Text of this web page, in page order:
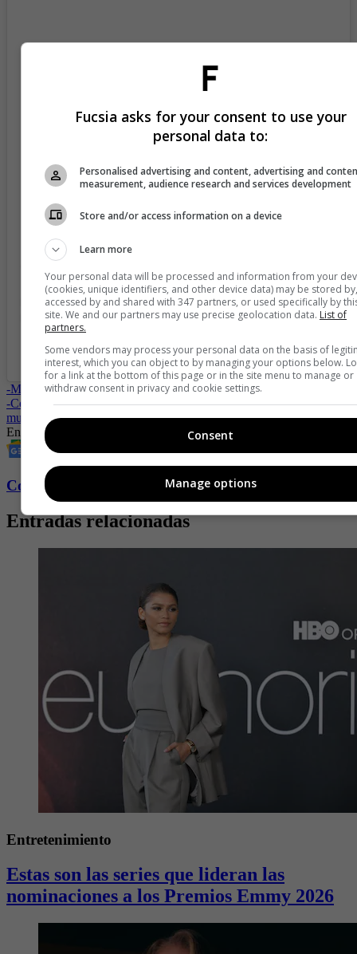
View this post on Instagram
A post shared by Dominic Fabian Wolf (@dominiccolombia)
-Michelle Trachtenberg: series y películas donde actuó
-Coke Studio aterriza en Colombia para revolucionar la escena
musical
Entretenimiento
Redes socialesalemán
Conozca más de Fucsia aquí
Entradas relacionadas
Entretenimiento
Estas son las series que lideran las
nominaciones a los Premios Emmy 2026
Fucsia asks for your consent to use your
personal data to:
Personalised advertising and content, advertising and
measurement, audience research and services development
Store and/or access information on a device
Learn more
Your personal data will be processed and information from your
(cookies, unique identifiers, and other device data) may be stored by,
accessed by and shared with 347 partners, or used specifically by
site. We and our partners may use precise geolocation data. List of
partners.
Some vendors may process your personal data on the basis of
interest, which you can object to by managing your options below.
for a link at the bottom of this page or in the site menu to manage or
withdraw consent in privacy and cookie settings.
Consent
Manage options